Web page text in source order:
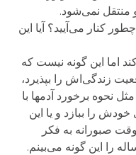
منتقل نمی‌شود.
کنار می‌آیید؟ آیا این
اما این گونه نیست که
زندگی‌اش را بپذیرد،
نحوه برخورد آدمها با
را ببازد و یا این
صبورانه به فکر
را این گونه می‌بینم.